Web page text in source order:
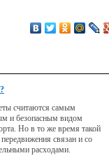
считаются самым
и безопасным видом
Но в то же время такой
связан и со
расходами.